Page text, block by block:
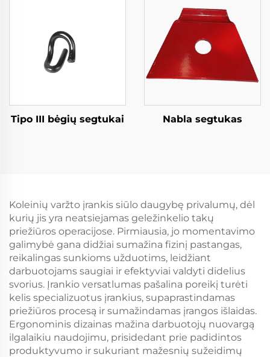
Tipo III bėgių segtukai Nabla segtukas
Koleinių varžto įrankis siūlo daugybę privalumų, dėl
kurių jis yra neatsiejamas geležinkelio takų
priežiūros operacijose. Pirmiausia, jo momentavimo
galimybė gana didžiai sumažina fizinį pastangas,
reikalingas sunkioms užduotims, leidžiant
darbuotojams saugiai ir efektyviai valdyti didelius
svorius. Įrankio versatlumas pašalina poreikį turėti
kelis specializuotus įrankius, supaprastindamas
priežiūros procesą ir sumažindamas įrangos išlaidas.
Ergonominis dizainas mažina darbuotojų nuovargą
ilgalaikiu naudojimu, prisidedant prie padidintos
produktyvumo ir sukuriant mažesnių sužeidimų